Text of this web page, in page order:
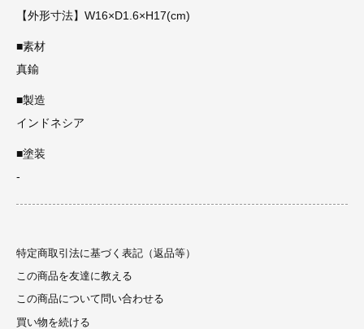
【外形寸法】W16×D1.6×H17(cm)
■素材
真鍮
■製造
インドネシア
■塗装
-
特定商取引法に基づく表記（返品等）
この商品を友達に教える
この商品について問い合わせる
買い物を続ける